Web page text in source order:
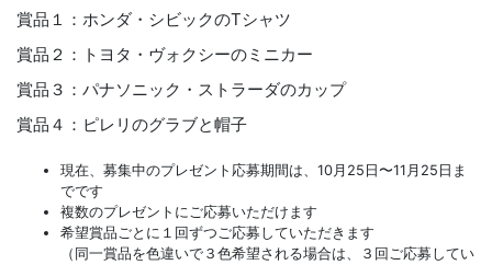
賞品１：ホンダ・シビックのTシャツ
賞品２：トヨタ・ヴォクシーのミニカー
賞品３：パナソニック・ストラーダのカップ
賞品４：ピレリのグラブと帽子
現在、募集中のプレゼント応募期間は、10月25日〜11月25日ま
でです
複数のプレゼントにご応募いただけます
希望賞品ごとに１回ずつご応募していただきます
（同一賞品を色違いで３色希望される場合は、３回ご応募してい